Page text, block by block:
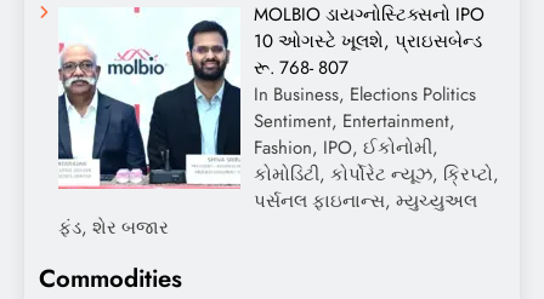
MOLBIO ડાયગ્નોસ્ટિક્સનો IPO
10 ઓગસ્ટે ખૂલશે, પ્રાઇસબેન્ડ
રૂ. 768- 807
In Business, Elections Politics
Sentiment, Entertainment,
Fashion, IPO, ઈકોનોમી,
કોમોડિટી, કોર્પોરેટ ન્યૂઝ, ક્રિપ્ટો,
પર્સનલ ફાઇનાન્સ, મ્યુચ્યુઅલ
ફંડ, શેર બજાર
Commodities